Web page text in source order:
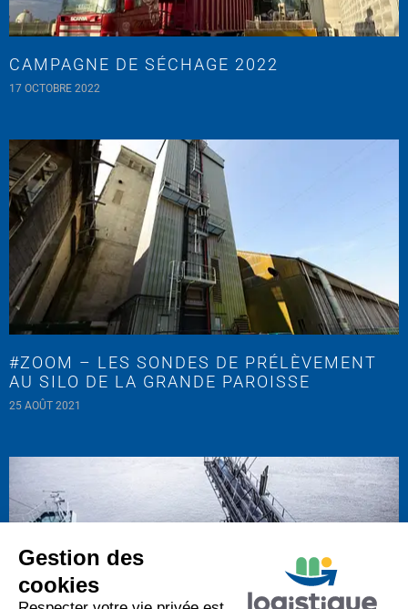
CAMPAGNE DE SÉCHAGE 2022
17 OCTOBRE 2022
#ZOOM – LES SONDES DE PRÉLÈVEMENT
AU SILO DE LA GRANDE PAROISSE
25 AOÛT 2021
Gestion des
cookies